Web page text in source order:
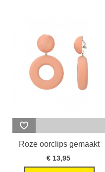
Roze oorclips gemaakt
van hars
€ 13,95